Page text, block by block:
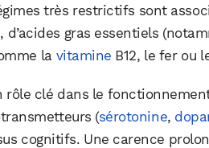
très restrictifs sont
gras essentiels
la vitamine B12, le fer ou
rôle clé dans le
(sérotonine,
cognitifs. Une carence